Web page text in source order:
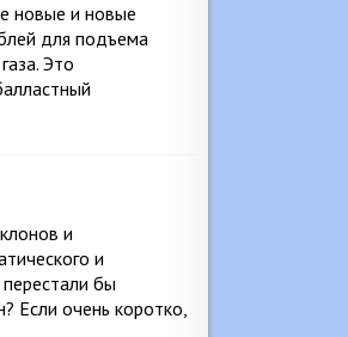
новые и новые
для подъема
Это
и
и
бы
Если очень коротко,